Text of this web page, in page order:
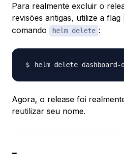
Para realmente excluir o
revisões antigas, utilize a flag
comando
helm delete :
helm delete dashboard-
Agora, o release foi
reutilizar seu nome.